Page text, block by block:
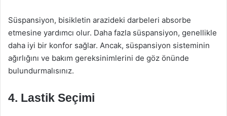
Süspansiyon, bisikletin arazideki darbeleri absorbe
etmesine yardımcı olur. Daha fazla süspansiyon, genellikle
daha iyi bir konfor sağlar. Ancak, süspansiyon sisteminin
ağırlığını ve bakım gereksinimlerini de göz önünde
bulundurmalısınız.
4. Lastik Seçimi